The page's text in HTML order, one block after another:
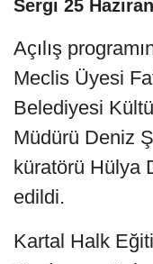
Sergi 25
Açılış
Meclis Üyesi
Belediyesi
Müdürü Deniz
küratörü Hülya
edildi.
Kartal Halk